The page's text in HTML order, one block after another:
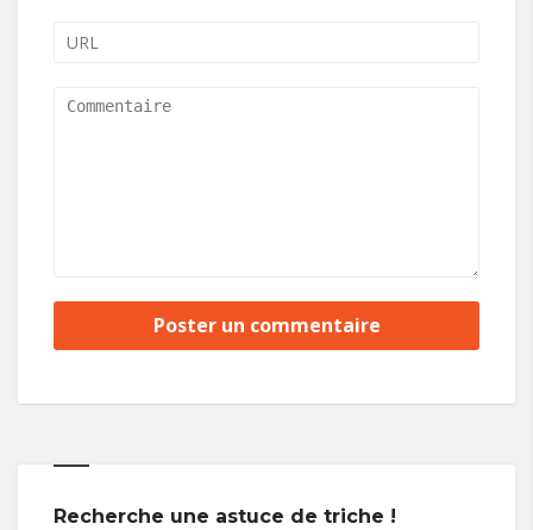
Recherche une astuce de triche !